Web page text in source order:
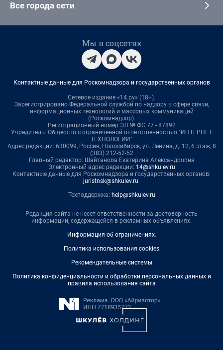
Все города сети
Мы в соцсетях
Контактные данные для Роскомнадзора и государственных органов
Сетевое издание «14.ру» (18+).
Зарегистрировано Федеральной службой по надзору в сфере связи,
информационных технологий и массовых коммуникаций
(Роскомнадзор).
Регистрационный номер ЭЛ № ФС 77 - 87892
Учредитель: Общество с ограниченной ответственностью "ИНТЕРНЕТ
ТЕХНОЛОГИИ"
Адрес редакции: 630099, Россия, Новосибирск, ул. Ленина, д. 12, 6 этаж, 8
(383) 212-52-52
Главный редактор: Шайтанова Екатерина Александровна
Электронный адрес редакции: 14@shkulev.ru
Контактные данные для Роскомнадзора и государственных органов:
juristnsk@shkulev.ru.
Техподдержка: help@shkulev.ru
Редакция сайта не несет ответственности за достоверность
информации, содержащейся в рекламных объявлениях.
Информация об ограничениях.
Политика использования cookies
Рекомендательные системы
Политика конфиденциальности и обработки персональных данных и
правила использования сайта